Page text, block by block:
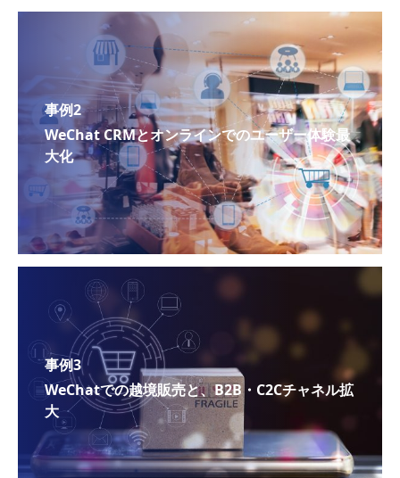
事例2
WeChat CRMとオンラインでのユーザー体験最
大化
事例3
WeChatでの越境販売と、B2B・C2Cチャネル拡
大